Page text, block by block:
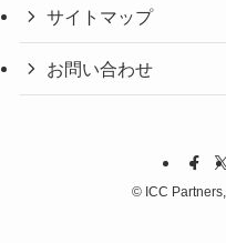
サイトマップ
お問い合わせ
© ICC